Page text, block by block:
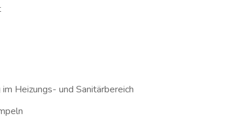
Heizungs- und Sanitärbereich